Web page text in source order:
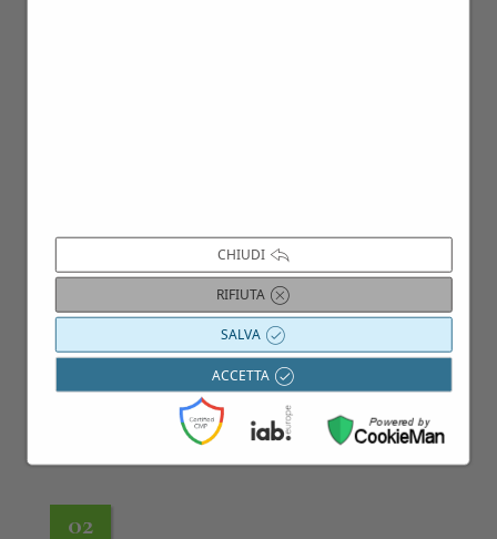
02
CHIUDI
RIFIUTA
SALVA
ACCETTA